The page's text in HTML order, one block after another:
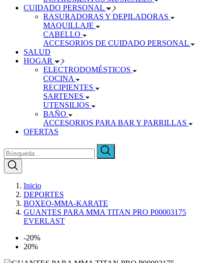
CUIDADO PERSONAL
RASURADORAS Y DEPILADORAS
MAQUILLAJE
CABELLO
ACCESORIOS DE CUIDADO PERSONAL
SALUD
HOGAR
ELECTRODOMÉSTICOS
COCINA
RECIPIENTES
SARTENES
UTENSILIOS
BAÑO
ACCESORIOS PARA BAR Y PARRILLAS
OFERTAS
Inicio
DEPORTES
BOXEO-MMA-KARATE
GUANTES PARA MMA TITAN PRO P00003175
EVERLAST
-20%
20%